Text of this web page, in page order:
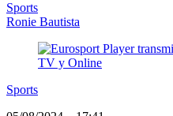
Sports
Ronie Bautista
Sports